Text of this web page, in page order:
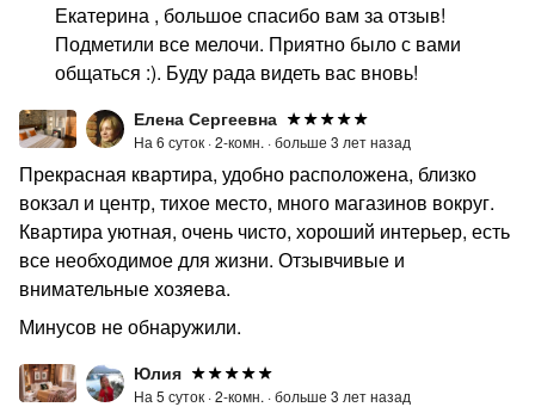
Екатерина , большое спасибо вам за отзыв!
Подметили все мелочи. Приятно было с вами
общаться :). Буду рада видеть вас вновь!
Елена Сергеевна
На 6 суток ·2-комн. ·больше 3 лет назад
Прекрасная квартира, удобно расположена, близко
вокзал и центр, тихое место, много магазинов вокруг.
Квартира уютная, очень чисто, хороший интерьер, есть
все необходимое для жизни. Отзывчивые и
внимательные хозяева.
Минусов не обнаружили.
Юлия
На 5 суток ·2-комн. ·больше 3 лет назад